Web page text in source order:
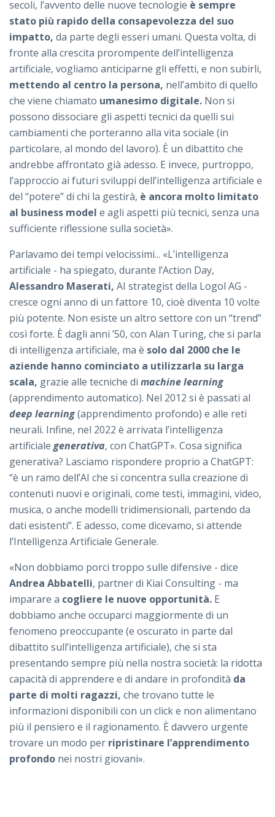
secoli, l’avvento delle nuove tecnologie è sempre
stato più rapido della consapevolezza del suo
impatto, da parte degli esseri umani. Questa volta, di
fronte alla crescita prorompente dell’intelligenza
artificiale, vogliamo anticiparne gli effetti, e non subirli,
mettendo al centro la persona, nell’ambito di quello
che viene chiamato umanesimo digitale. Non si
possono dissociare gli aspetti tecnici da quelli sui
cambiamenti che porteranno alla vita sociale (in
particolare, al mondo del lavoro). È un dibattito che
andrebbe affrontato già adesso. E invece, purtroppo,
l’approccio ai futuri sviluppi dell’intelligenza artificiale e
del “potere” di chi la gestirà, è ancora molto limitato
al business model e agli aspetti più tecnici, senza una
sufficiente riflessione sulla società».
Parlavamo dei tempi velocissimi... «L’intelligenza
artificiale - ha spiegato, durante l’Action Day,
Alessandro Maserati, AI strategist della Logol AG -
cresce ogni anno di un fattore 10, cioè diventa 10 volte
più potente. Non esiste un altro settore con un “trend”
così forte. È dagli anni ’50, con Alan Turing, che si parla
di intelligenza artificiale, ma è solo dal 2000 che le
aziende hanno cominciato a utilizzarla su larga
scala, grazie alle tecniche di machine learning
(apprendimento automatico). Nel 2012 si è passati al
deep learning(apprendimento profondo) e alle reti
neurali. Infine, nel 2022 è arrivata l’intelligenza
artificiale generativa, con ChatGPT». Cosa significa
generativa? Lasciamo rispondere proprio a ChatGPT:
“è un ramo dell’AI che si concentra sulla creazione di
contenuti nuovi e originali, come testi, immagini, video,
musica, o anche modelli tridimensionali, partendo da
dati esistenti”. E adesso, come dicevamo, si attende
l’Intelligenza Artificiale Generale.
«Non dobbiamo porci troppo sulle difensive - dice
Andrea Abbatelli, partner di Kiai Consulting - ma
imparare a cogliere le nuove opportunità. E
dobbiamo anche occuparci maggiormente di un
fenomeno preoccupante (e oscurato in parte dal
dibattito sull’intelligenza artificiale), che si sta
presentando sempre più nella nostra società: la ridotta
capacità di apprendere e di andare in profondità da
parte di molti ragazzi, che trovano tutte le
informazioni disponibili con un click e non alimentano
più il pensiero e il ragionamento. È davvero urgente
trovare un modo per ripristinare l’apprendimento
profondo nei nostri giovani».